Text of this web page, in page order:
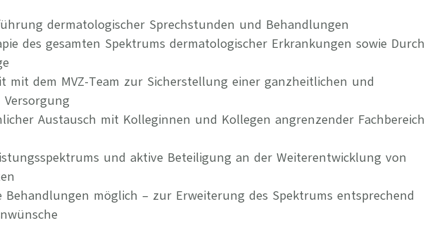
dermatologischer Sprechstunden und Behandlungen
des gesamten Spektrums dermatologischer Erkrankungen sowie
mit dem MVZ-Team zur Sicherstellung einer ganzheitlichen und
Austausch mit Kolleginnen und Kollegen angrenzender
und aktive Beteiligung an der Weiterentwicklung von
Behandlungen möglich – zur Erweiterung des Spektrums entsprechend